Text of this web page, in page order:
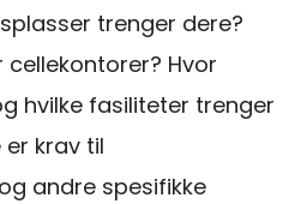
trenger dere?
Hvor
hvilke fasiliteter trenger
krav til
andre spesifikke